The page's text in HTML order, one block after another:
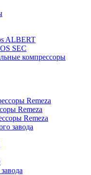
ALBERT
SEC
компрессоры
Remeza
Remeza
Remeza
завода